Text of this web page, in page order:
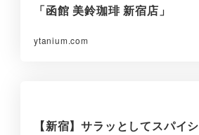
「函館 美鈴珈琲 新宿店」
ytanium.com
【新宿】サラッとしてスパイシ